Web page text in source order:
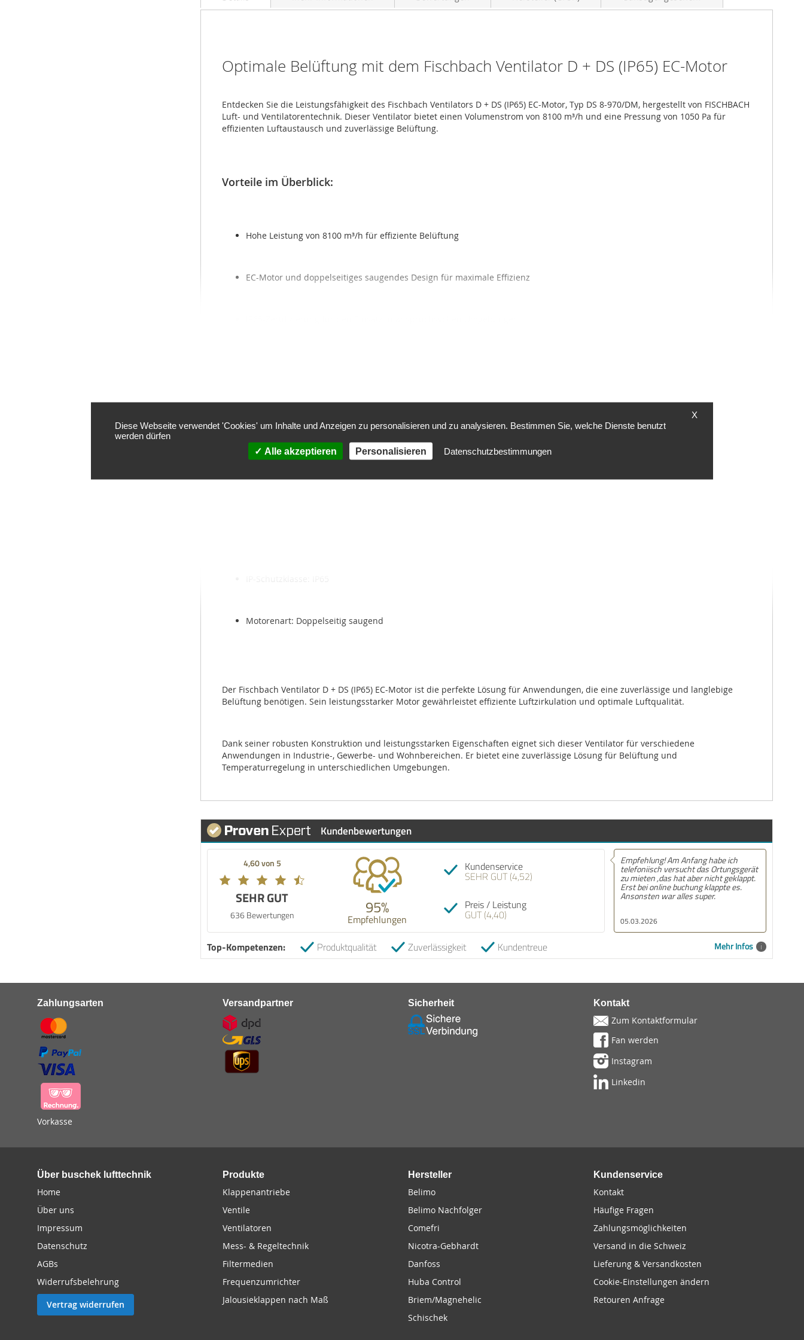
Optimale Belüftung mit dem Fischbach Ventilator D + DS (IP65) EC-Motor
Entdecken Sie die Leistungsfähigkeit des Fischbach Ventilators D + DS (IP65) EC-Motor, Typ DS 8-970/DM, hergestellt von FISCHBACH
Luft- und Ventilatorentechnik. Dieser Ventilator bietet einen Volumenstrom von 8100 m³/h und eine Pressung von 1050 Pa für
effizienten Luftaustausch und zuverlässige Belüftung.
Vorteile im Überblick:
Hohe Leistung von 8100 m³/h für effiziente Belüftung
EC-Motor und doppelseitiges saugendes Design für maximale Effizienz
Technische Details:
Motorenart: Doppelseitig saugend
Der Fischbach Ventilator D + DS (IP65) EC-Motor ist die perfekte Lösung für Anwendungen, die eine zuverlässige und langlebige
Belüftung benötigen. Sein leistungsstarker Motor gewährleistet effiziente Luftzirkulation und optimale Luftqualität.
Dank seiner robusten Konstruktion und leistungsstarken Eigenschaften eignet sich dieser Ventilator für verschiedene
Anwendungen in Industrie-, Gewerbe- und Wohnbereichen. Er bietet eine zuverlässige Lösung für Belüftung und
Temperaturregelung in unterschiedlichen Umgebungen.
Kundenbewertungen
4,60 von 5
SEHR GUT
636 Bewertungen 95%
Empfehlungen
Kundenservice
SEHR GUT (4,52)
Preis / Leistung
GUT (4,40) 05.03.2026
Empfehlung! Am Anfang habe ich
telefoniisch versucht das Ortungsgerät
zu mieten ,das hat aber nicht geklappt.
Erst bei online buchung klappte es.
Ansonsten war alles super.
Mehr Infos
Top-Kompetenzen: Produktqualität Zuverlässigkeit Kundentreue
Zahlungsarten
Vorkasse
Versandpartner Sicherheit Kontakt
Zum Kontaktformular
Fan werden
Instagram
Linkedin
Über buschek lufttechnik
Home
Über uns
Impressum
Datenschutz
AGBs
Widerrufsbelehrung
Vertrag widerrufen
Produkte
Klappenantriebe
Ventile
Ventilatoren
Mess- & Regeltechnik
Filtermedien
Frequenzumrichter
Jalousieklappen nach Maß
Hersteller
Belimo
Belimo Nachfolger
Comefri
Nicotra-Gebhardt
Danfoss
Huba Control
Briem/Magnehelic
Schischek
Kundenservice
Kontakt
Häufige Fragen
Zahlungsmöglichkeiten
Versand in die Schweiz
Lieferung & Versandkosten
Cookie-Einstellungen ändern
Retouren Anfrage
X
Diese Webseite verwendet 'Cookies' um Inhalte und Anzeigen zu personalisieren und zu analysieren. Bestimmen Sie, welche Dienste benutzt
werden dürfen
Alle akzeptieren
Personalisieren Datenschutzbestimmungen